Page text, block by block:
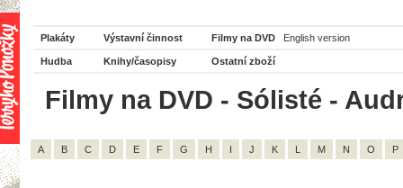
Plakáty Výstavní činnost Filmy na DVD English version
Hudba Knihy/časopisy Ostatní zboží
Filmy na DVD - Sólisté -
A B C D E F G H I J K L M N O P